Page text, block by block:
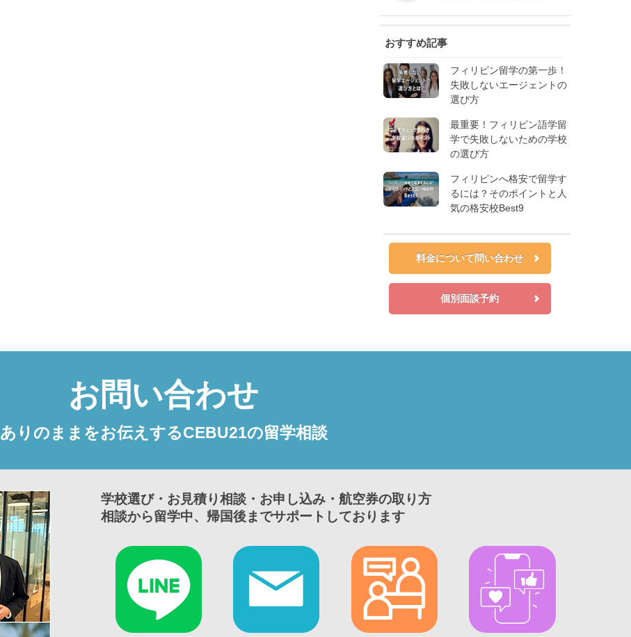
おすすめ記事
フィリピン留学の第一歩！
失敗しないエージェントの
選び方
最重要！フィリピン語学留
学で失敗しないための学校
の選び方
フィリピンへ格安で留学す
るには？そのポイントと人
気の格安校Best9
料金について問い合わせ
個別面談予約
お問い合わせ
ありのままをお伝えするCEBU21の留学相談
学校選び・お見積り相談・お申し込み・航空券の取り方
相談から留学中、帰国後までサポートしております